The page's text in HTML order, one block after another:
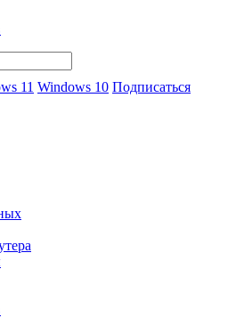
11 Windows 10 Подписаться